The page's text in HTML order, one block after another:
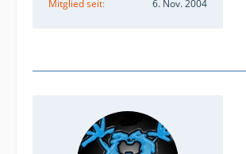
Mitglied seit
6. Nov. 2004